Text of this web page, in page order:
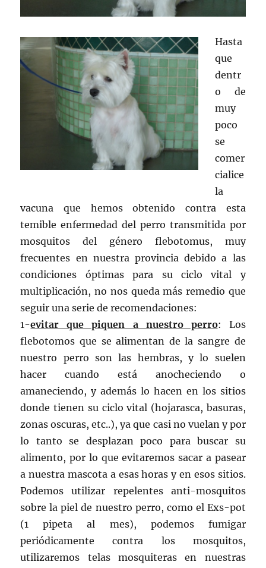
Hasta
que
dentr
o de
muy
poco
se
comer
cialice
la
vacuna que hemos obtenido contra esta
temible enfermedad del perro transmitida por
mosquitos del género flebotomus, muy
frecuentes en nuestra provincia debido a las
condiciones óptimas para su ciclo vital y
multiplicación, no nos queda más remedio que
seguir una serie de recomendaciones:
1-evitar que piquen a nuestro perro: Los
flebotomos que se alimentan de la sangre de
nuestro perro son las hembras, y lo suelen
hacer cuando está anocheciendo o
amaneciendo, y además lo hacen en los sitios
donde tienen su ciclo vital (hojarasca, basuras,
zonas oscuras, etc..), ya que casi no vuelan y por
lo tanto se desplazan poco para buscar su
alimento, por lo que evitaremos sacar a pasear
a nuestra mascota a esas horas y en esos sitios.
Podemos utilizar repelentes anti-mosquitos
sobre la piel de nuestro perro, como el Exs-pot
(1 pipeta al mes), podemos fumigar
periódicamente contra los mosquitos,
utilizaremos telas mosquiteras en nuestras